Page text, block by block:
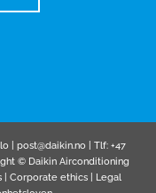
| post@daikin.no | Tlf: +47
© Daikin Airconditioning
Corporate ethics
Legal